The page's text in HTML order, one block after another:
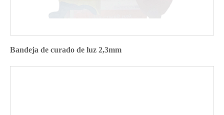
Bandeja de curado de luz 2,3mm